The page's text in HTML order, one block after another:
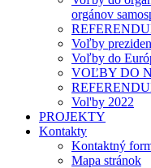
orgánov
Voľby
Voľby do
VOĽBY DO
Vol'by 2022
PROJEKTY
Kontakty
Kontaktný
Mapa stránok